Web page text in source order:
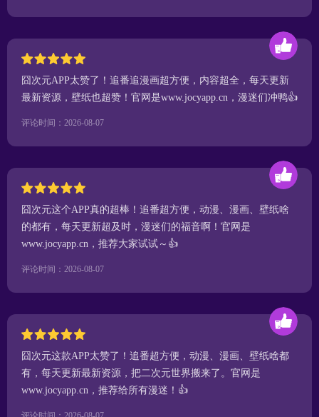
囧次元APP太赞了！追番追漫画超方便，内容超全，每天更新
最新资源，壁纸也超赞！官网是www.jocyapp.cn，漫迷们冲鸭👍
评论时间：2026-08-07
囧次元这个APP真的超棒！追番超方便，动漫、漫画、壁纸啥
的都有，每天更新超及时，漫迷们的福音啊！官网是
www.jocyapp.cn，推荐大家试试～👍
评论时间：2026-08-07
囧次元这款APP太赞了！追番超方便，动漫、漫画、壁纸啥都
有，每天更新最新资源，把二次元世界搬来了。官网是
www.jocyapp.cn，推荐给所有漫迷！👍